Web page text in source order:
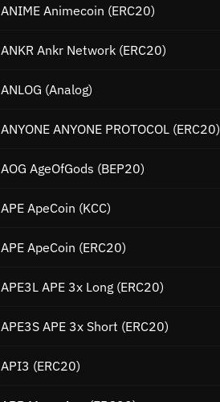
ANIME Animecoin (ERC20)
ANKR Ankr Network (ERC20)
ANLOG (Analog)
ANYONE ANYONE PROTOCOL (ERC20)
AOG AgeOfGods (BEP20)
APE ApeCoin (KCC)
APE ApeCoin (ERC20)
APE3L APE 3x Long (ERC20)
APE3S APE 3x Short (ERC20)
API3 (ERC20)